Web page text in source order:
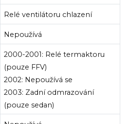
Relé ventilátoru chlazení
Nepoužívá
2000-2001: Relé termaktoru
(pouze FFV)
2002: Nepoužívá se
2003: Zadní odmrazování
(pouze sedan)